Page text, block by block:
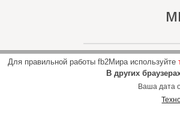
Для правильной работы fb2Мира используйте
В других
Ваша дата